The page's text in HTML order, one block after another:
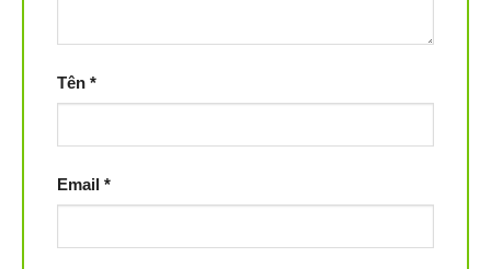
Thiết kế, dung tích khoang chứa bụi, khoang chứa
Tên *
Email *